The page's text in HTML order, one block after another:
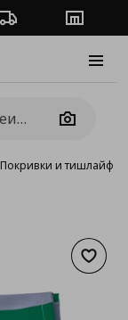
Проследяване на
Camera
Покривки и